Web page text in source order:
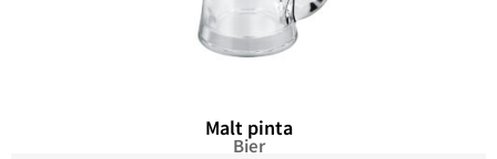
Malt pinta
Bier